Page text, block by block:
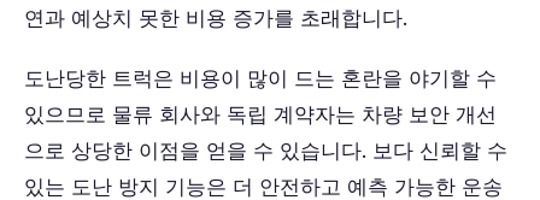
연과 예상치 못한 비용 증가를 초래합니다.
도난당한 트럭은 비용이 많이 드는 혼란을 야기할 수
있으므로 물류 회사와 독립 계약자는 차량 보안 개선
으로 상당한 이점을 얻을 수 있습니다. 보다 신뢰할 수
있는 도난 방지 기능은 더 안전하고 예측 가능한 운송